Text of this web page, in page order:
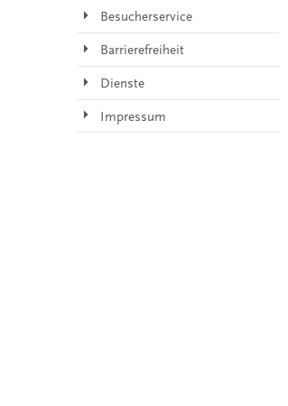
Besucherservice
Barrierefreiheit
Dienste
Impressum